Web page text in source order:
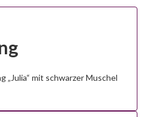
„Julia“ mit schwarzer Muschel